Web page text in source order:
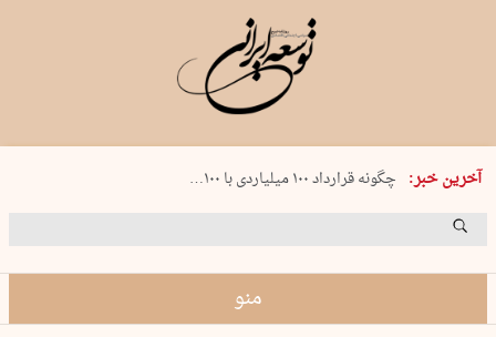
آخرین خبر:
شنبه 17 مرداد 1405 شماره 2244
چگونه قرارداد ۱۰۰ میلیاردی با ۱۰۰…
پنجره‌ای که باز نشد
منو